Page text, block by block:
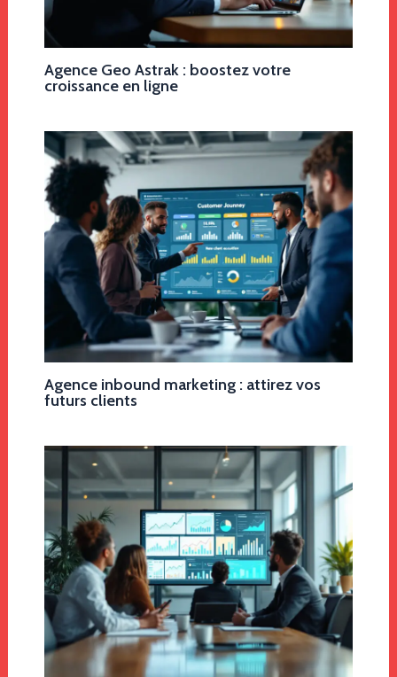
Agence Geo Astrak : boostez votre
croissance en ligne
Agence inbound marketing : attirez vos
futurs clients